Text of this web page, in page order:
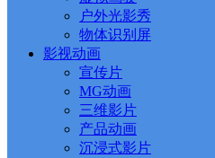
户外光影秀
物体识别屏
影视动画
宣传片
MG动画
三维影片
产品动画
沉浸式影片